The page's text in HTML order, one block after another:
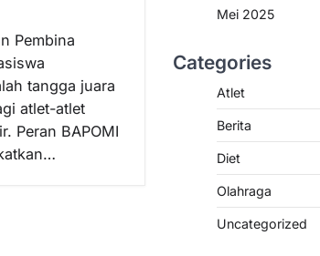
Pembina
tangga juara
atlet-atlet
Peran BAPOMI
Mei 2025
Categories
Atlet
Berita
Diet
Olahraga
Uncategorized